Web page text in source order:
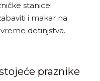
stanice!
i makar na
detinjstva.
praznike